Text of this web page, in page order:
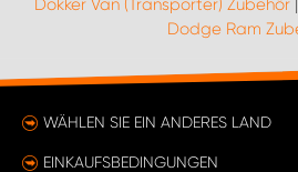
Dokker Van (Transporter) Zubehör |
Dodge Ram
WÄHLEN SIE EIN ANDERES LAND
EINKAUFSBEDINGUNGEN